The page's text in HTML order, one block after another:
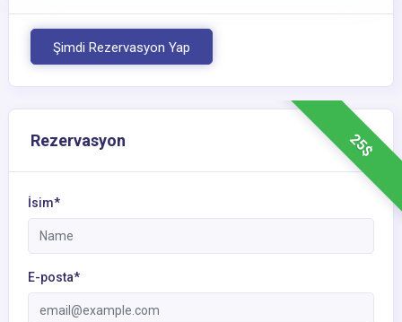
Şimdi Rezervasyon Yap
25$
Rezervasyon
İsim*
E-posta*